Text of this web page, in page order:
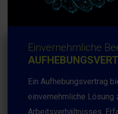
Einvernehmliche
Ein Aufhebungsvertrag
einvernehmliche Lösung
Arbeitsverhältnisses.